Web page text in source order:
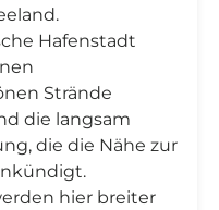
Hafenstadt
Strände
die langsam
die die Nähe zur
hier breiter